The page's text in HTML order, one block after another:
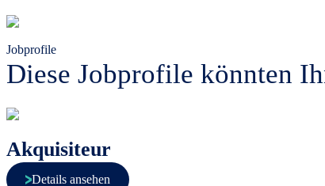
Jobprofile
Diese Jobprofile könnten
Akquisiteur
Details ansehen